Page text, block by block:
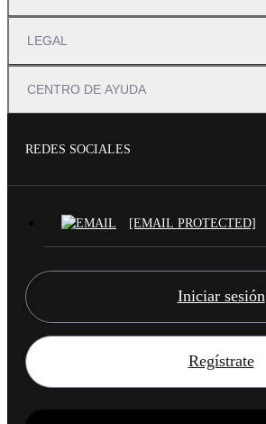
LEGAL
CENTRO DE AYUDA
REDES SOCIALES
[EMAIL PROTECTED]
Iniciar sesión
Regístrate